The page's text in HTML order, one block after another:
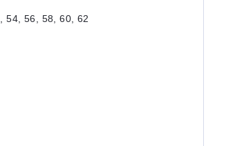
54, 56, 58, 60, 62